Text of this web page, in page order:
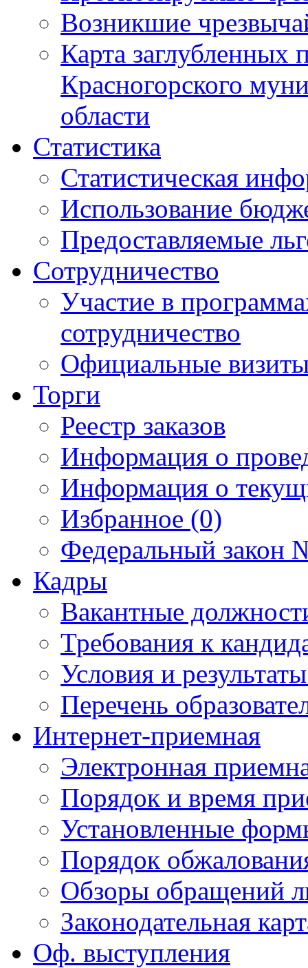
Возникшие
Карта
Красногорского
области
Статистика
Статистическая
Использование
Предоставляемые
Сотрудничество
Участие в
сотрудничество
Официальные
Торги
Реестр заказов
Информация о
Информация о
Избранное (0)
Федеральный закон
Кадры
Вакантные
Требования к
Условия и
Перечень
Интернет-приемная
Электронная
Порядок и время
Установленные
Порядок
Обзоры обращений
Законодательная
Оф. выступления